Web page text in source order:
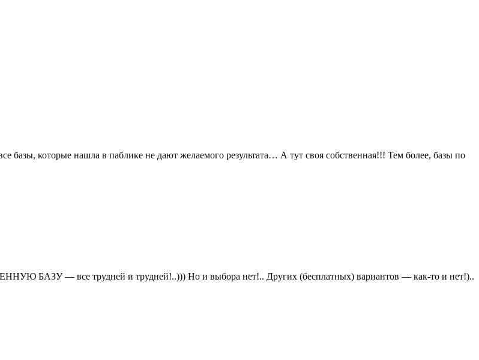
базы, которые нашла в паблике не дают желаемого результата… А тут своя собственная!!! Тем более, базы по
БАЗУ — все трудней и трудней!..))) Но и выбора нет!.. Других (бесплатных) вариантов — как-то и нет!)..